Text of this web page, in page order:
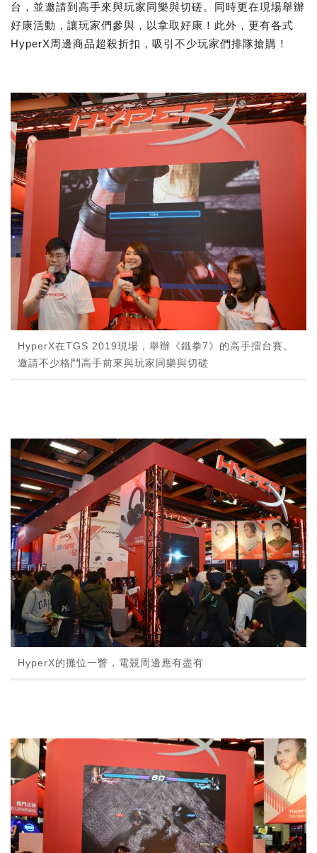
台，並邀請到高手來與玩家同樂與切磋。同時更在現場舉辦
好康活動，讓玩家們參與，以拿取好康！此外，更有各式
HyperX周邊商品超殺折扣，吸引不少玩家們排隊搶購！
HyperX在TGS 2019現場，舉辦《鐵拳7》的高手擂台賽。
邀請不少格鬥高手前來與玩家同樂與切磋
HyperX的攤位一瞥，電競周邊應有盡有